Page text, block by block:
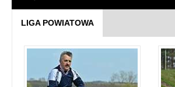
LIGA POWIATOWA